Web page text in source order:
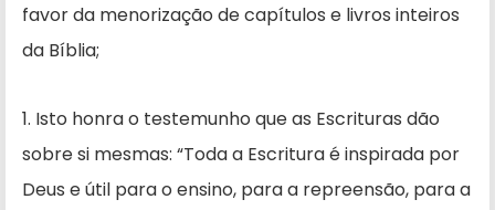
favor da menorização de capítu­los e livros inteiros
da Bíblia;
1. Isto honra o testemunho que as Escrituras dão
sobre si mesmas: “Toda a Escritura é inspirada por
Deus e útil para o ensino, para a repreensão, para a